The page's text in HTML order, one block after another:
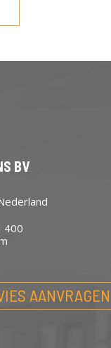
BV
400
AANVRAGEN